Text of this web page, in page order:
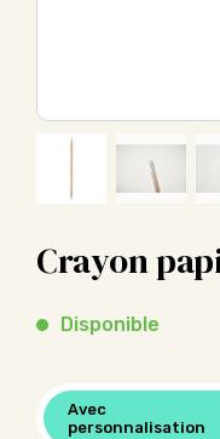
Crayon
Disponible
Avec
personnalisation